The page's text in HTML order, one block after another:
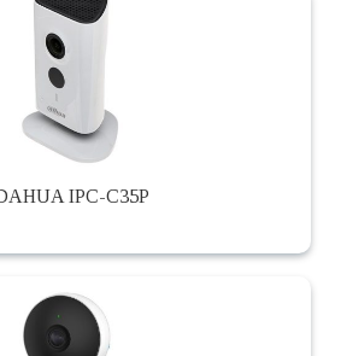
IPC-C35P